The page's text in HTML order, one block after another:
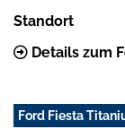
Standort
Details zum
Ford Fiesta